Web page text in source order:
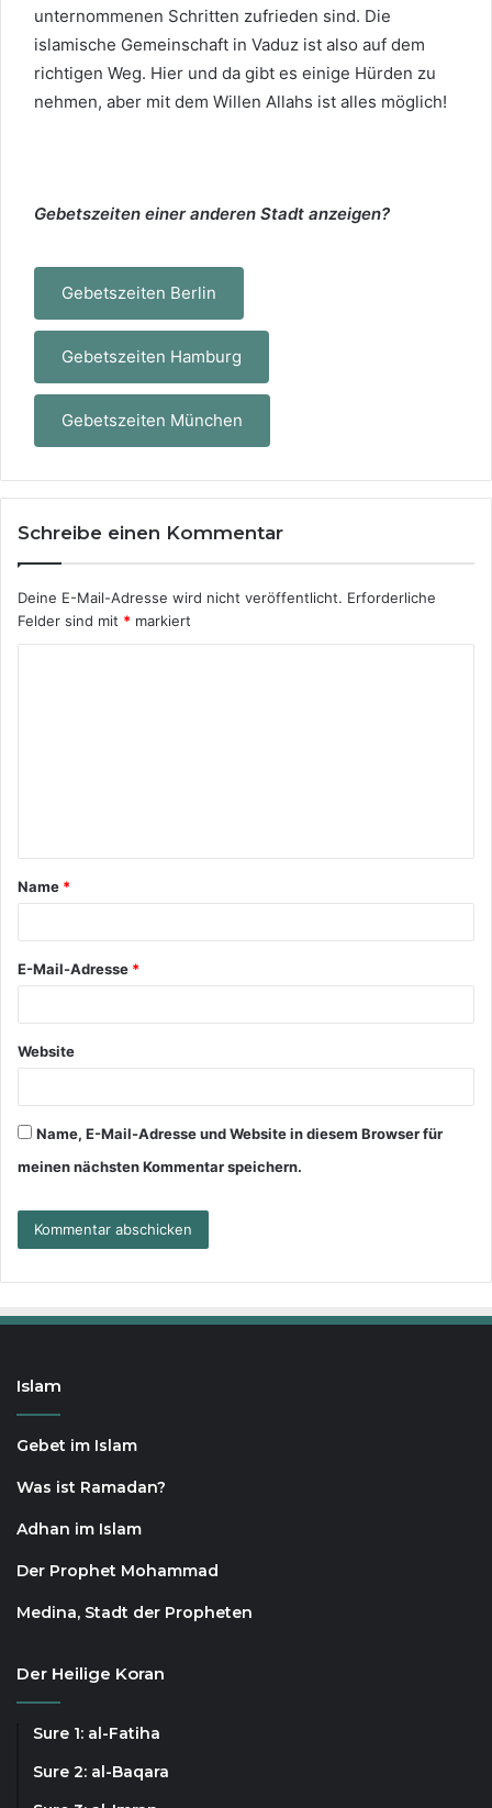
unternommenen Schritten zufrieden sind. Die
islamische Gemeinschaft in Vaduz ist also auf dem
richtigen Weg. Hier und da gibt es einige Hürden zu
nehmen, aber mit dem Willen Allahs ist alles möglich!
Gebetszeiten einer anderen Stadt anzeigen?
Gebetszeiten Berlin
Gebetszeiten Hamburg
Gebetszeiten München
Schreibe einen Kommentar
Deine E-Mail-Adresse wird nicht veröffentlicht. Erforderliche
Felder sind mit * markiert
Name *
E-Mail-Adresse *
Website
Name, E-Mail-Adresse und Website in diesem Browser für
meinen nächsten Kommentar speichern.
Islam
Gebet im Islam
Was ist Ramadan?
Adhan im Islam
Der Prophet Mohammad
Medina, Stadt der Propheten
Der Heilige Koran
Sure 1: al-Fatiha
Sure 2: al-Baqara